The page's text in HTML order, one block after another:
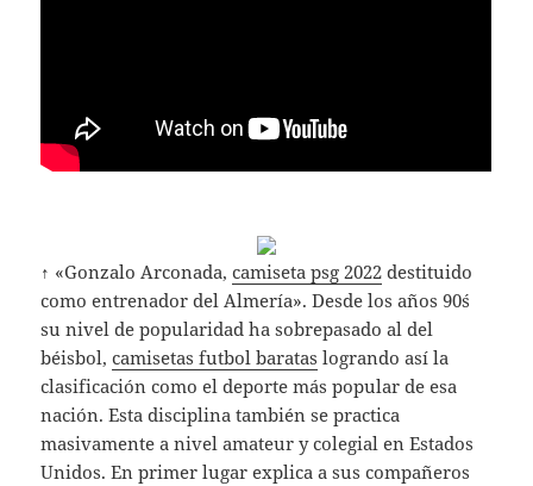
↑ «Gonzalo Arconada,camiseta psg 2022 destituido
como entrenador del Almería». Desde los años 90´s
su nivel de popularidad ha sobrepasado al del
béisbol,camisetas futbol baratas logrando así la
clasificación como el deporte más popular de esa
nación. Esta disciplina también se practica
masivamente a nivel amateur y colegial en Estados
Unidos. En primer lugar explica a sus compañeros